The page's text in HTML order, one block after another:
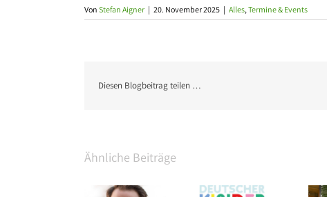
Von Stefan Aigner | 20. November 2025 | Alles, Termine & Events
Diesen Blogbeitrag teilen …
Ähnliche Beiträge